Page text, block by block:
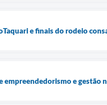
e finais do rodeio
empreendedorismo e gestão